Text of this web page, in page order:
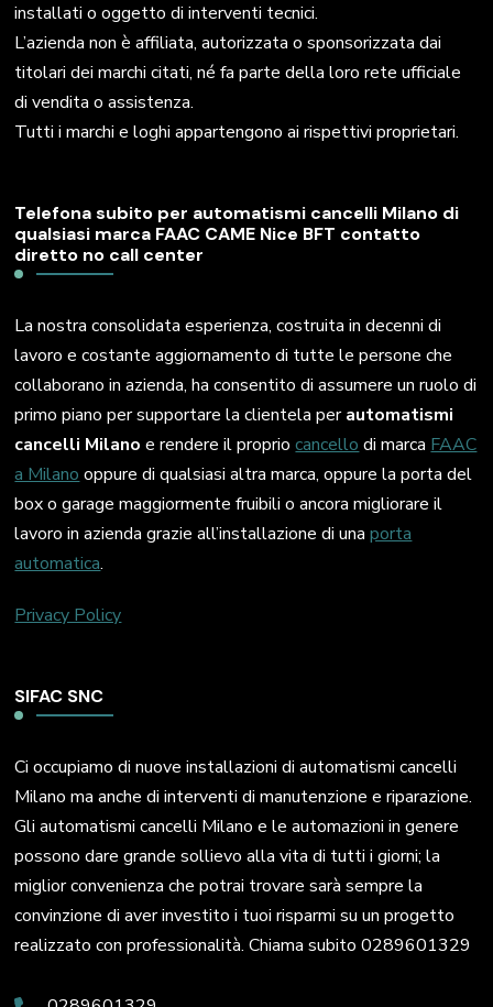
installati o oggetto di interventi tecnici.
L’azienda non è affiliata, autorizzata o sponsorizzata dai
titolari dei marchi citati, né fa parte della loro rete ufficiale
di vendita o assistenza.
Tutti i marchi e loghi appartengono ai rispettivi proprietari.
Telefona subito per automatismi cancelli Milano di
qualsiasi marca FAAC CAME Nice BFT contatto
diretto no call center
La nostra consolidata esperienza, costruita in decenni di
lavoro e costante aggiornamento di tutte le persone che
collaborano in azienda, ha consentito di assumere un ruolo di
primo piano per supportare la clientela perautomatismi
cancelli Milano e rendere il propriocancello di marca FAAC
a Milano oppure di qualsiasi altra marca, oppure la porta del
box o garage maggiormente fruibili o ancora migliorare il
lavoro in azienda grazie all’installazione di unaporta
automatica.
Privacy Policy
SIFAC SNC
Ci occupiamo di nuove installazioni di automatismi cancelli
Milano ma anche di interventi di manutenzione e riparazione.
Gli automatismi cancelli Milano e le automazioni in genere
possono dare grande sollievo alla vita di tutti i giorni; la
miglior convenienza che potrai trovare sarà sempre la
convinzione di aver investito i tuoi risparmi su un progetto
realizzato con professionalità. Chiama subito 0289601329